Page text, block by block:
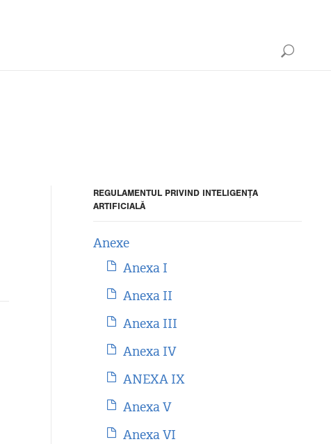
REGULAMENTUL PRIVIND INTELIGENȚA
ARTIFICIALĂ
Anexe
Anexa I
Anexa II
Anexa III
Anexa IV
ANEXA IX
Anexa V
Anexa VI